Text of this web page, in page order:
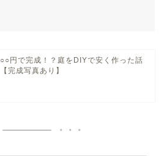
○○円で完成！？庭をDIYで安く作った話
【完成写真あり】